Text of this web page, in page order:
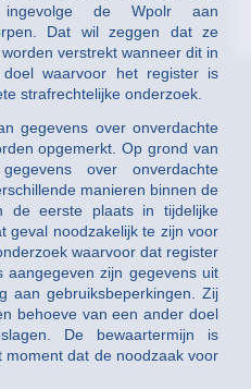
ingevolge de Wpolr aan
Dat wil zeggen dat ze
verstrekt wanneer dit in
waarvoor het register is
strafrechtelijke onderzoek.
gegevens over onverdachte
opgemerkt. Op grond van
over onverdachte
manieren binnen de
de eerste plaats in tijdelijke
geval noodzakelijk te zijn voor
waarvoor dat register
zijn gegevens uit
aan gebruiksbeperkingen. Zij
behoeve van een ander doel
De bewaartermijn is
dat de noodzaak voor